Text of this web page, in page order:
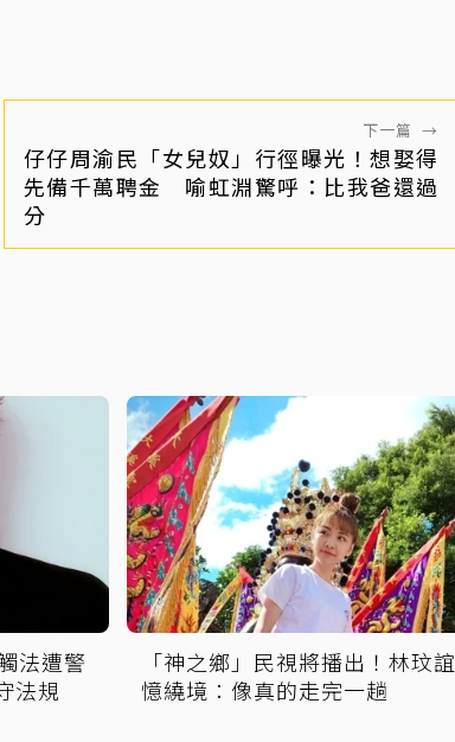
下一篇 →
仔仔周渝民「女兒奴」行徑曝光！想娶得
先備千萬聘金 喻虹淵驚呼：比我爸還過
分
法遭警
法規
「神之鄉」民視將播出！林玟誼
憶繞境：像真的走完一趟